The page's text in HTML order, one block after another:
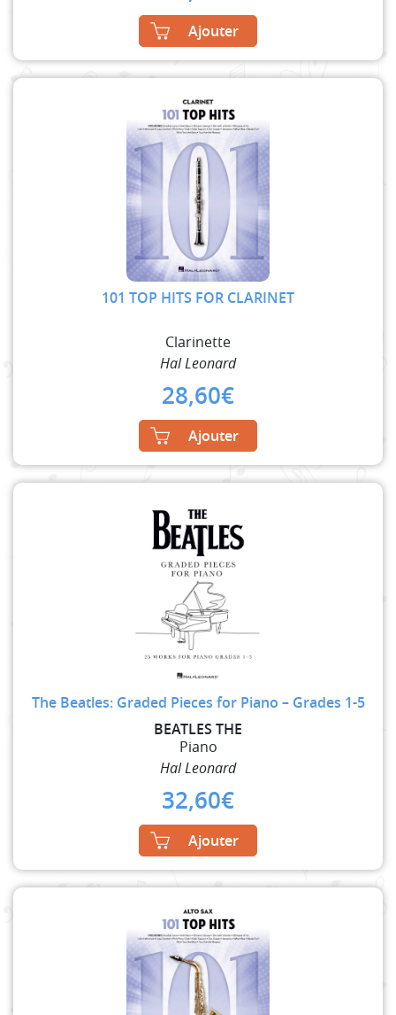
Ajouter
101 TOP HITS FOR CLARINET
Clarinette
Hal Leonard
28,60€
Ajouter
The Beatles: Graded Pieces for Piano – Grades 1-5
BEATLES THE
Piano
Hal Leonard
32,60€
Ajouter